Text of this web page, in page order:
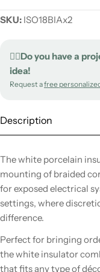
SKU: ISO18BIAx2
✍🏻Do you have a
idea!
Request afree
Description
The white porcelain
mounting of braided
for exposed electrical
settings, where
difference.
Perfect for bringing
the white insulator
that fits any type of